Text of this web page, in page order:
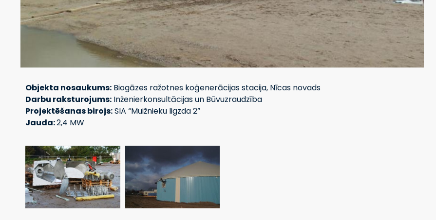
Objekta nosaukums: Biogāzes ražotnes koģenerācijas stacija, Nīcas novads
Darbu raksturojums: Inženierkonsultācijas un Būvuzraudzība
Projektēšanas birojs:SIA “Muižnieku ligzda 2”
Jauda:2,4 MW